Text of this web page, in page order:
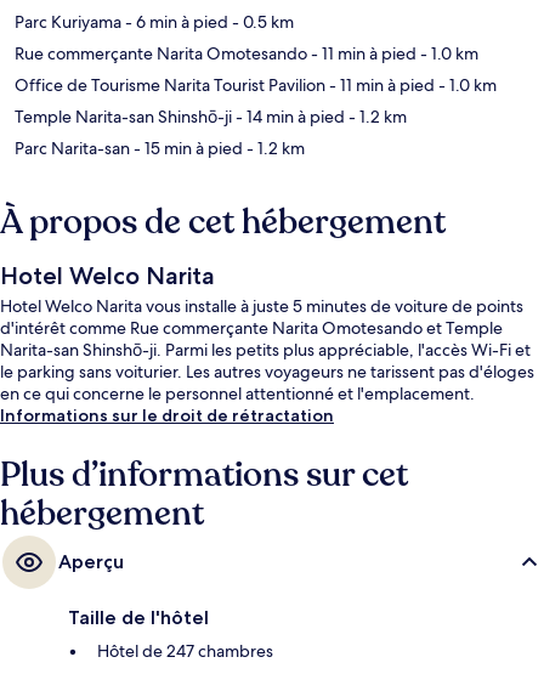
Parc Kuriyama- 6 min à pied - 0.5 km
Rue commerçante Narita Omotesando- 11 min à pied - 1.0 km
Office de Tourisme Narita Tourist Pavilion- 11 min à pied - 1.0 km
Temple Narita-san Shinshō-ji- 14 min à pied - 1.2 km
Parc Narita-san- 15 min à pied - 1.2 km
À propos de cet hébergement
Hotel Welco Narita
Hotel Welco Narita vous installe à juste 5 minutes de voiture de points
d'intérêt comme Rue commerçante Narita Omotesando et Temple
Narita-san Shinshō-ji. Parmi les petits plus appréciable, l'accès Wi-Fi et
le parking sans voiturier. Les autres voyageurs ne tarissent pas d'éloges
en ce qui concerne le personnel attentionné et l'emplacement.
Informations sur le droit de rétractation
Plus d’informations sur cet
hébergement
Aperçu
Taille de l'hôtel
Hôtel de 247 chambres